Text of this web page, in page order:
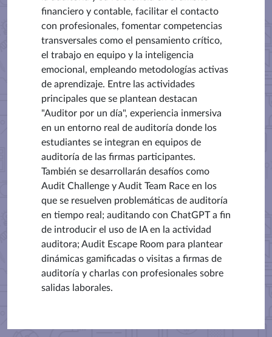
financiero y contable, facilitar el contacto
con profesionales, fomentar competencias
transversales como el pensamiento crítico,
el trabajo en equipo y la inteligencia
emocional, empleando metodologías activas
de aprendizaje. Entre las actividades
principales que se plantean destacan
"Auditor por un día", experiencia inmersiva
en un entorno real de auditoría donde los
estudiantes se integran en equipos de
auditoría de las firmas participantes.
También se desarrollarán desafíos como
Audit Challenge y Audit Team Race en los
que se resuelven problemáticas de auditoría
en tiempo real; auditando con ChatGPT a fin
de introducir el uso de IA en la actividad
auditora; Audit Escape Room para plantear
dinámicas gamificadas o visitas a firmas de
auditoría y charlas con profesionales sobre
salidas laborales.